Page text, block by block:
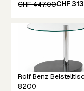
CHF 447.00CHF
Rolf Benz
8200